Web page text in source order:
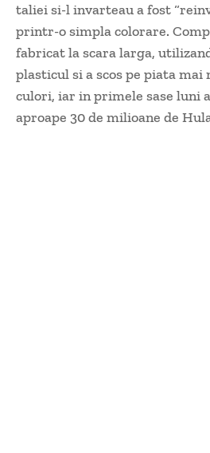
taliei si-l invarteau a fost
printr-o simpla colorare.
fabricat la scara larga,
plasticul si a scos pe piata
culori, iar in primele sase luni
aproape 30 de milioane de